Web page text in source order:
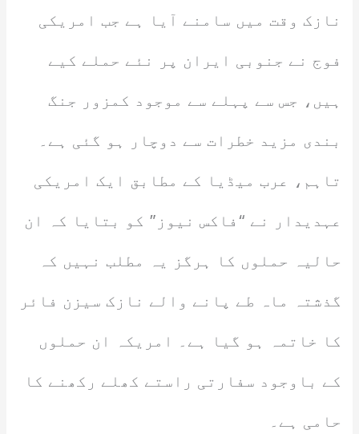
نازک وقت میں سامنے آیا ہے جب امریکی
فوج نے جنوبی ایران پر نئے حملے کیے
ہیں، جس سے پہلے سے موجود کمزور جنگ
بندی مزید خطرات سے دوچار ہو گئی ہے۔
تاہم، عرب میڈیا کے مطابق ایک امریکی
عہدیدار نے “فاکس نیوز” کو بتایا کہ ان
حالیہ حملوں کا ہرگز یہ مطلب نہیں کہ
گذشتہ ماہ طے پانے والے نازک سیزن فائر
کا خاتمہ ہو گیا ہے۔ امریکہ ان حملوں
کے باوجود سفارتی راستے کھلے رکھنے کا
حامی ہے۔